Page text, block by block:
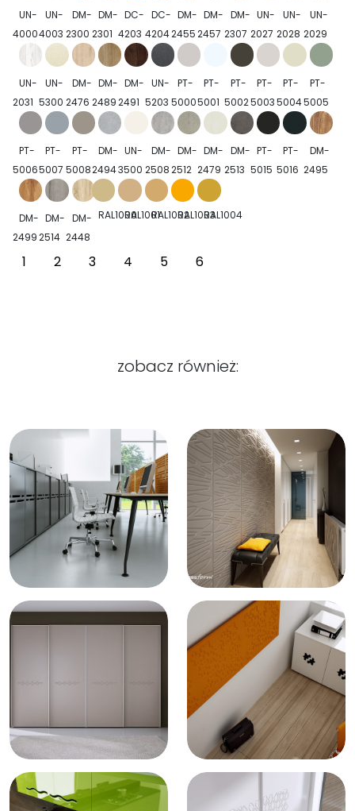
UN-
4000
UN-
4003
DM-
2300
DM-
2301
DC-
4203
DC-
4204
DM-
2455
DM-
2457
DM-
2307
UN-
2027
UN-
2028
UN-
2029
UN-
2031
UN-
5300
DM-
2476
DM-
2489
DM-
2491
UN-
5203
PT-
5000
PT-
5001
PT-
5002
PT-
5003
PT-
5004
PT-
5005
PT-
5006
PT-
5007
PT-
5008
DM-
2494
UN-
3500
DM-
2508
DM-
2512
DM-
2479
DM-
2513
PT-
5015
PT-
5016
DM-
2495
DM-
2499
DM-
2514
DM-
2448
RAL1000RAL1001RAL1002RAL1003RAL1004
1 2 3 4 5 6
zobacz również: